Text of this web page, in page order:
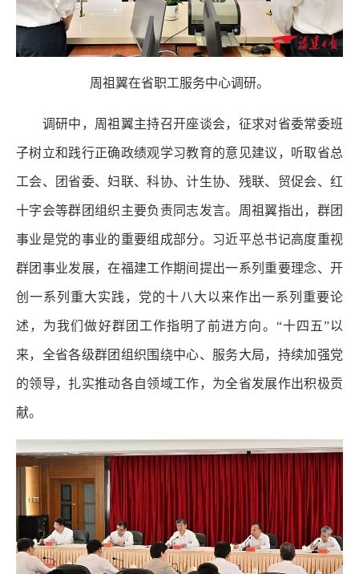
周祖翼在省职工服务中心调研。
调研中，周祖翼主持召开座谈会，征求对省委常委班
子树立和践行正确政绩观学习教育的意见建议，听取省总
工会、团省委、妇联、科协、计生协、残联、贸促会、红
十字会等群团组织主要负责同志发言。周祖翼指出，群团
事业是党的事业的重要组成部分。习近平总书记高度重视
群团事业发展，在福建工作期间提出一系列重要理念、开
创一系列重大实践，党的十八大以来作出一系列重要论
述，为我们做好群团工作指明了前进方向。“十四五”以
来，全省各级群团组织围绕中心、服务大局，持续加强党
的领导，扎实推动各自领域工作，为全省发展作出积极贡
献。